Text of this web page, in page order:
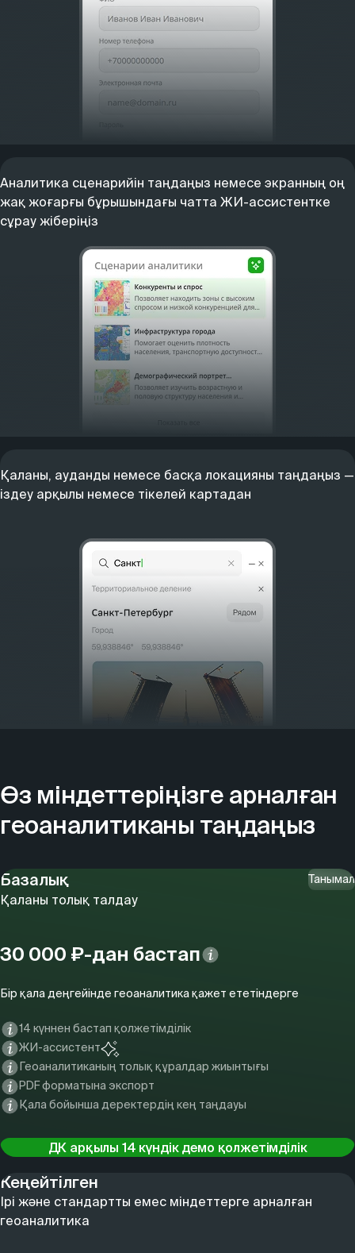
Аналитика сценарийін таңдаңыз немесе экранның оң
жақ жоғарғы бұрышындағы чатта ЖИ-ассистентке
сұрау жіберіңіз
Қаланы, ауданды немесе басқа локацияны таңдаңыз —
іздеу арқылы немесе тікелей картадан
Өз міндеттеріңізге арналған
геоаналитиканы таңдаңыз
Базалық Танымал
Қаланы толық талдау
30 000 ₽-дан бастап
Бір қала деңгейінде геоаналитика қажет ететіндерге
14 күннен бастап қолжетімділік
ЖИ-ассистент
Геоаналитиканың толық құралдар жиынтығы
PDF форматына экспорт
Қала бойынша деректердің кең таңдауы
ДК арқылы 14 күндік демо қолжетімділік
Кеңейтілген
Ірі және стандартты емес міндеттерге арналған
геоаналитика